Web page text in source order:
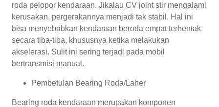
roda pelopor kendaraan. Jikalau CV joint stir mengalami
kerusakan, pergerakannya menjadi tak stabil. Hal ini
bisa menyebabkan kendaraan beroda empat terhentak
secara tiba-tiba, khususnya ketika melakukan
akselerasi. Sulit ini sering terjadi pada mobil
bertransmisi manual.
Pembetulan Bearing Roda/Laher
Bearing roda kendaraan merupakan komponen